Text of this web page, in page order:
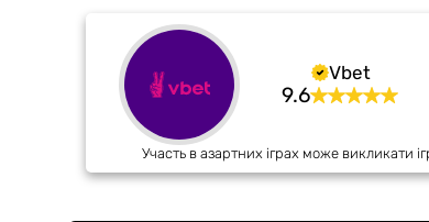
Vbet
9.6
Участь в азартних іграх може викликати